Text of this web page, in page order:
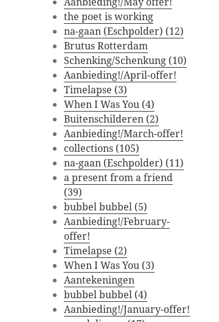
the poet is working
na-gaan (Eschpolder) (12)
Brutus Rotterdam
Schenking/Schenkung (10)
Aanbieding!/April-offer!
Timelapse (3)
When I Was You (4)
Buitenschilderen (2)
Aanbieding!/March-offer!
collections (105)
na-gaan (Eschpolder) (11)
a present from a friend
(39)
bubbel bubbel (5)
Aanbieding!/February-
offer!
Timelapse (2)
When I Was You (3)
Aantekeningen
bubbel bubbel (4)
Aanbieding!/January-offer!